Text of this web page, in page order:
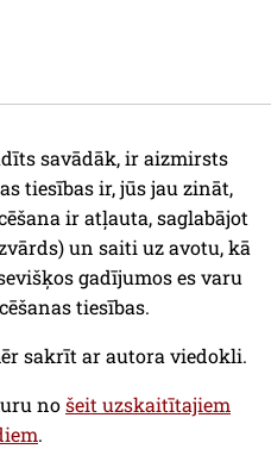
savādāk, ir aizmirsts
tiesības ir, jūs jau zināt,
ir atļauta, saglabājot
un saiti uz avotu, kā
gadījumos es varu
tiesības.
sakrīt ar autora viedokli.
nošeit uzskaitītajiem
.